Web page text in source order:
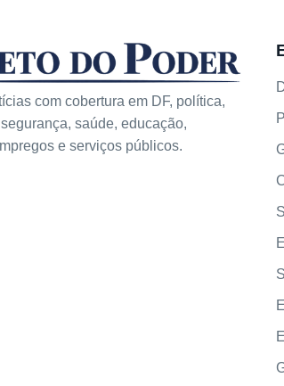
com cobertura em DF, política,
saúde, educação,
e serviços públicos.